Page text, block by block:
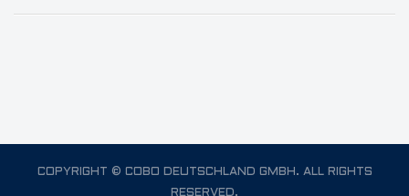
COPYRIGHT © COBO DEUTSCHLAND GMBH. ALL RIGHTS
RESERVED.